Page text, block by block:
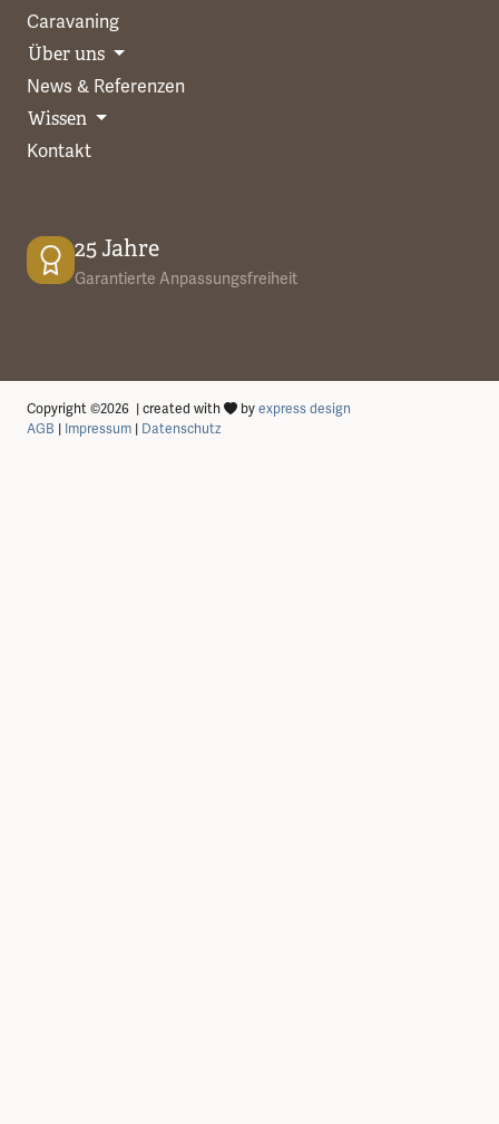
Caravaning
Über uns
News & Referenzen
Wissen
Kontakt
25 Jahre
Garantierte Anpassungsfreiheit
Copyright ©2026 | created with by express design
AGB
Impressum Datenschutz